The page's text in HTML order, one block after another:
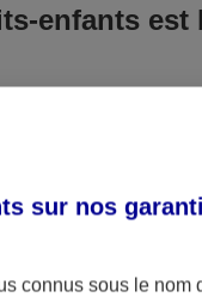
enfants est
est la
de dommage.
ou retrouvé
sur nos
connus sous le nom